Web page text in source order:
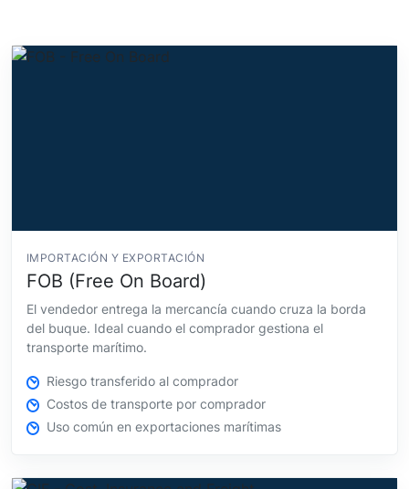
IMPORTACIÓN Y EXPORTACIÓN
FOB (Free On Board)
El vendedor entrega la mercancía cuando cruza la borda
del buque. Ideal cuando el comprador gestiona el
transporte marítimo.
Riesgo transferido al comprador
Costos de transporte por comprador
Uso común en exportaciones marítimas